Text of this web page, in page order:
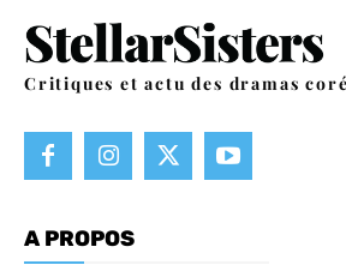
Critiques et actu des dramas
A PROPOS